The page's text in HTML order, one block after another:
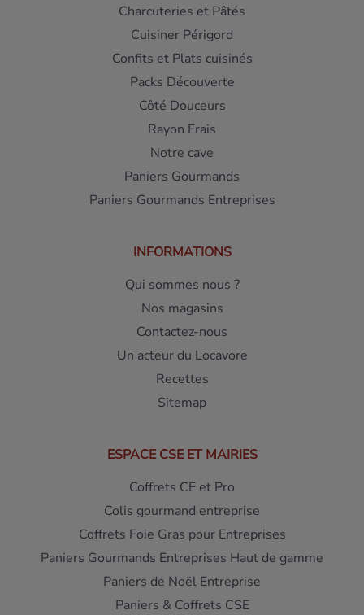
Charcuteries et Pâtés
Cuisiner Périgord
Confits et Plats cuisinés
Packs Découverte
Côté Douceurs
Rayon Frais
Notre cave
Paniers Gourmands
Paniers Gourmands Entreprises
INFORMATIONS
Qui sommes nous ?
Nos magasins
Contactez-nous
Un acteur du Locavore
Recettes
Sitemap
ESPACE CSE ET MAIRIES
Coffrets CE et Pro
Colis gourmand entreprise
Coffrets Foie Gras pour Entreprises
Paniers Gourmands Entreprises Haut de gamme
Paniers de Noël Entreprise
Paniers & Coffrets CSE